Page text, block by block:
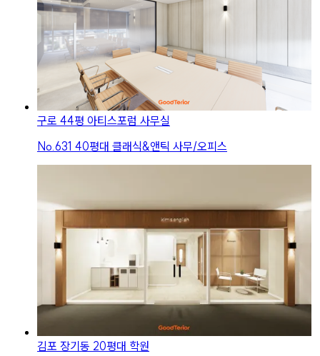
구로 44평 아티스포럼 사무실
No.631 40평대 클래식&앤틱 사무/오피스
김포 장기동 20평대 학원